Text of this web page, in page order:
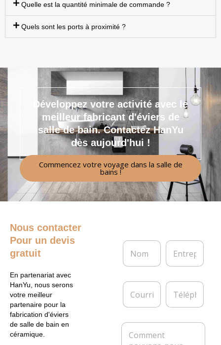
Quelle est la quantité minimale de commande ?
Quels sont les ports à proximité ?
Développez votre activité avec le
meilleur fabricant d'éviers de
salle de bain.Contactez HanYu
dès aujourd'hui !
Commencez votre voyage dans la salle de
bains !
Nous contacter
Pour un devis
gratuit
En partenariat avec
HanYu, nous serons
votre meilleur
partenaire pour la
fabrication d'éviers
de salle de bain en
céramique.
N
m
E
t
e
C
u
r
T
l
p
M